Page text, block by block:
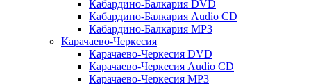
Кабардино-Балкария DVD
Кабардино-Балкария Audio CD
Кабардино-Балкария MP3
Карачаево-Черкесия
Карачаево-Черкесия DVD
Карачаево-Черкесия Audio CD
Карачаево-Черкесия MP3